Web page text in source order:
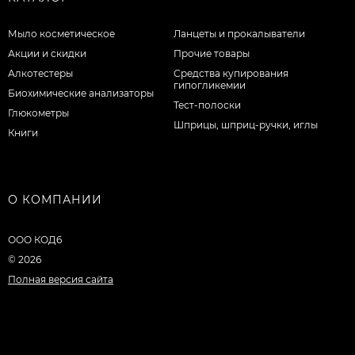
Мыло косметическое
Акции и скидки
Алкотестеры
Биохимические анализаторы
Глюкометры
Книги
Ланцеты и прокалыватели
Прочие товары
Средства купирования
гипогликемии
Тест-полоски
Шприцы, шприц-ручки, иглы
О КОМПАНИИ
ООО КОД6
© 2026
Полная версия сайта